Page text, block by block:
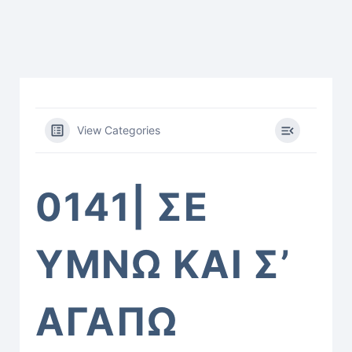
View Categories
0141| ΣΕ
ΥΜΝΩ ΚΑΙ Σ’
ΑΓΑΠΩ